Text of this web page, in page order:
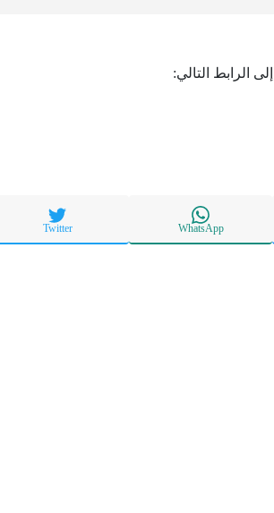
الرابط التالي:
WhatsApp
Twitter